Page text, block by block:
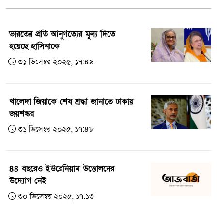
বিশ্বকবি রবীন্দ্রনাথ ঠাকুরের ১৬৫তম জন্মদিন
ভারতের প্রতি আনুগত্যের মূল্য দিতে
হয়েছে হাসিনাকে
৩১ ডিসেম্বর ২০২৫, ১৭:৪৯
খালেদা জিয়াকে শেষ শ্রদ্ধা জানাতে ঢাকায়
জয়শঙ্কর
৩১ ডিসেম্বর ২০২৫, ১৭:৪৮
৪৪ বছরেও ইউরেনিয়াম উত্তোলনের
উদ্যোগ নেই
৩০ ডিসেম্বর ২০২৫, ১৭:১৩